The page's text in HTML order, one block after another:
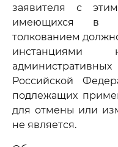
заявителя с
имеющихся в
толкованием
Российской
подлежащих
для отмены или
не является.